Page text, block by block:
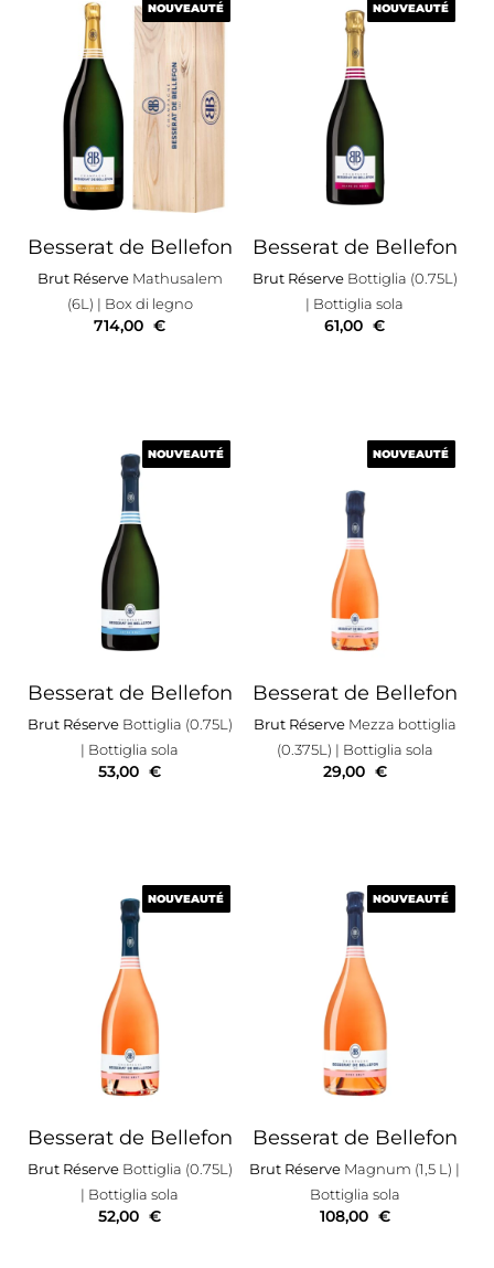
NOUVEAUTÉ
Besserat de Bellefon
Brut Réserve Mathusalem
(6L) | Box di legno
NOUVEAUTÉ
714,00 €
NOUVEAUTÉ
Besserat de Bellefon
Brut Réserve Bottiglia (0.75L)
| Bottiglia sola
NOUVEAUTÉ
61,00 €
NOUVEAUTÉ
Besserat de Bellefon
Brut Réserve Bottiglia (0.75L)
| Bottiglia sola
NOUVEAUTÉ
53,00 €
NOUVEAUTÉ
Besserat de Bellefon
Brut Réserve Mezza bottiglia
(0.375L) | Bottiglia sola
NOUVEAUTÉ
29,00 €
NOUVEAUTÉ
Besserat de Bellefon
Brut Réserve Bottiglia (0.75L)
| Bottiglia sola
NOUVEAUTÉ
52,00 €
NOUVEAUTÉ
Besserat de Bellefon
Brut Réserve Magnum (1,5 L) |
Bottiglia sola
NOUVEAUTÉ
108,00 €